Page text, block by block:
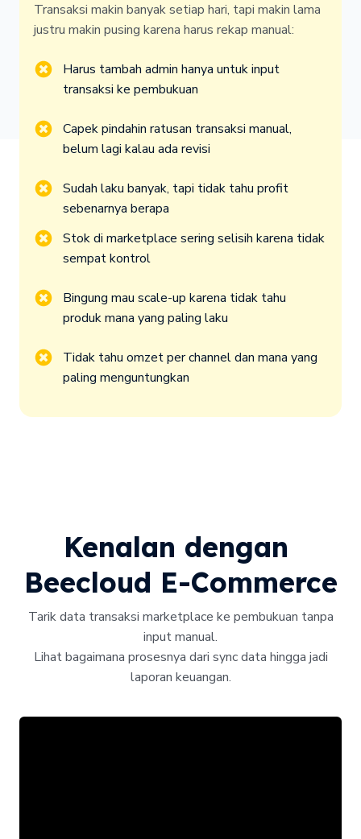
Transaksi makin banyak setiap hari, tapi makin lama
justru makin pusing karena harus rekap manual:
Harus tambah admin hanya untuk input
transaksi ke pembukuan
Capek pindahin ratusan transaksi manual,
belum lagi kalau ada revisi
Sudah laku banyak, tapi tidak tahu profit
sebenarnya berapa
Stok di marketplace sering selisih karena tidak
sempat kontrol
Bingung mau scale-up karena tidak tahu
produk mana yang paling laku
Tidak tahu omzet per channel dan mana yang
paling menguntungkan
Kenalan dengan
Beecloud E-Commerce
Tarik data transaksi marketplace ke pembukuan tanpa
input manual.
Lihat bagaimana prosesnya dari sync data hingga jadi
laporan keuangan.